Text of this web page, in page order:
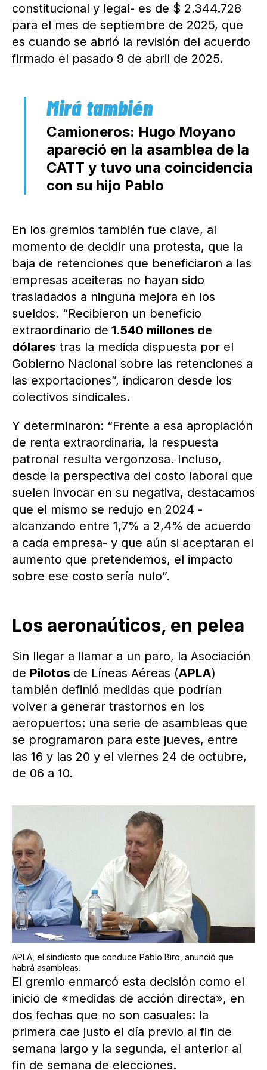
constitucional y legal- es de $ 2.344.728
para el mes de septiembre de 2025, que
es cuando se abrió la revisión del acuerdo
firmado el pasado 9 de abril de 2025.
Camioneros: Hugo Moyano
apareció en la asamblea de la
CATT y tuvo una coincidencia
con su hijo Pablo
En los gremios también fue clave, al
momento de decidir una protesta, que la
baja de retenciones que beneficiaron a las
empresas aceiteras no hayan sido
trasladados a ninguna mejora en los
sueldos. “Recibieron un beneficio
extraordinario de 1.540 millones de
dólares tras la medida dispuesta por el
Gobierno Nacional sobre las retenciones a
las exportaciones”, indicaron desde los
colectivos sindicales.
Y determinaron: “Frente a esa apropiación
de renta extraordinaria, la respuesta
patronal resulta vergonzosa. Incluso,
desde la perspectiva del costo laboral que
suelen invocar en su negativa, destacamos
que el mismo se redujo en 2024 -
alcanzando entre 1,7% a 2,4% de acuerdo
a cada empresa- y que aún si aceptaran el
aumento que pretendemos, el impacto
sobre ese costo sería nulo”.
Los aeronaúticos, en pelea
Sin llegar a llamar a un paro, la Asociación
de Pilotos de Líneas Aéreas (APLA)
también definió medidas que podrían
volver a generar trastornos en los
aeropuertos: una serie de asambleas que
se programaron para este jueves, entre
las 16 y las 20 y el viernes 24 de octubre,
de 06 a 10.
APLA, el sindicato que conduce Pablo Biro, anunció que
habrá asambleas.
El gremio enmarcó esta decisión como el
inicio de «medidas de acción directa», en
dos fechas que no son casuales: la
primera cae justo el día previo al fin de
semana largo y la segunda, el anterior al
fin de semana de elecciones.